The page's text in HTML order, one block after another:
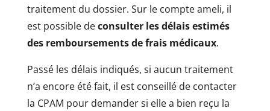
traitement du dossier. Sur le compte ameli, il
est possible deconsulter les délais estimés
des remboursements de frais médicaux.
Passé les délais indiqués, si aucun traitement
n’a encore été fait, il est conseillé de contacter
la CPAM pour demander si elle a bien reçu la